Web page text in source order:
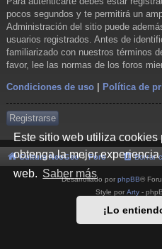
Este sitio web utiliza cookies
obtenga la mejor
web. Saber más
¡Lo
pocos segundos y te permitirá un
Administración del sitio puede
usuarios registrados. Antes de
familiarizado con nuestros términos
favor, lee las normas de los foros
Condiciones de uso Política de
Registrarse
Cultura NeoGeo Foro Borrar
Desarrollado por phpBB®
Style por Arty -